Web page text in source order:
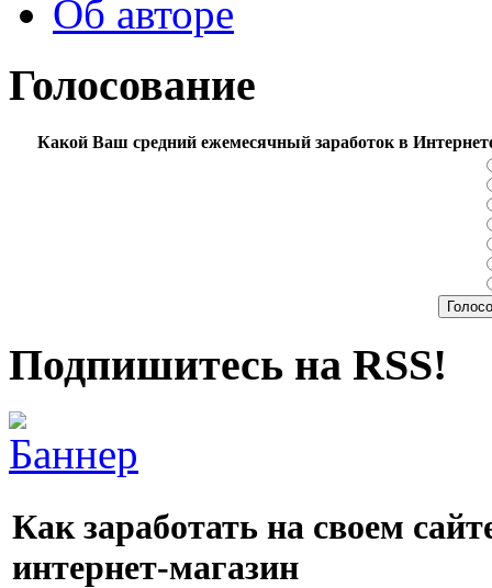
Об авторе
Голосование
Какой Ваш средний ежемесячный заработок в
Подпишитесь на RSS!
Как заработать на своем
интернет-магазин